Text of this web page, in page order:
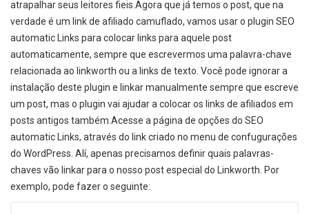
atrapalhar seus leitores fieis.Agora que já temos o post, que na
verdade é um link de afiliado camuflado, vamos usar o plugin SEO
automatic Links para colocar links para aquele post
automaticamente, sempre que escrevermos uma palavra-chave
relacionada ao linkworth ou a links de texto. Você pode ignorar a
instalação deste plugin e linkar manualmente sempre que escreve
um post, mas o plugin vai ajudar a colocar os links de afiliados em
posts antigos também.Acesse a página de opções do SEO
automatic Links, através do link criado no menu de confugurações
do WordPress. Alí, apenas precisamos definir quais palavras-
chaves vão linkar para o nosso post especial do Linkworth. Por
exemplo, pode fazer o seguinte: